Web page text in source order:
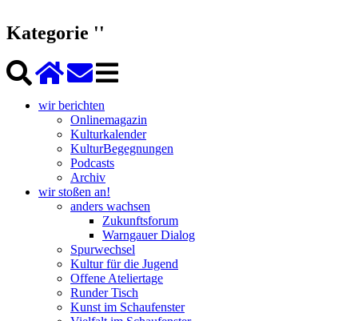
Kategorie ''
wir berichten
Onlinemagazin
Kulturkalender
KulturBegegnungen
Podcasts
Archiv
wir stoßen an!
anders wachsen
Zukunftsforum
Warngauer Dialog
Spurwechsel
Kultur für die Jugend
Offene Ateliertage
Runder Tisch
Kunst im Schaufenster